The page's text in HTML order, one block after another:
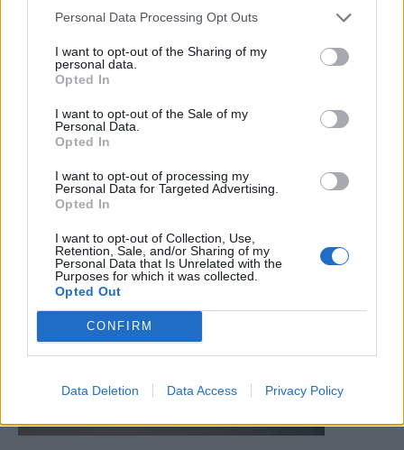
Personal Data Processing Opt Outs
I want to opt-out of the Sharing of my
personal data.
Opted In
I want to opt-out of the Sale of my
Personal Data.
Opted In
I want to opt-out of processing my
Personal Data for Targeted Advertising.
Opted In
I want to opt-out of Collection, Use,
Retention, Sale, and/or Sharing of my
Personal Data that Is Unrelated with the
Purposes for which it was collected.
Opted Out
CONFIRM
Data Deletion Data Access Privacy Policy